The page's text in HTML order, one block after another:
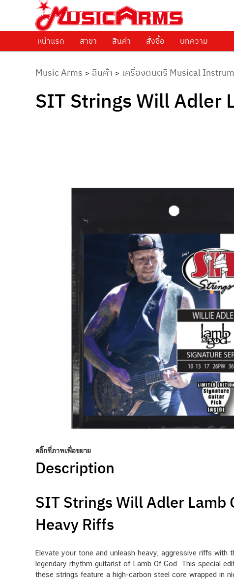
Music Arms
ศูนย์รวมครื่องดนตรีทุกชนิด ตั้งแต่เริ่มต้นถึงมืออาชีพ
Skip to primary content
หน้าแรก สาขา สินค้า สั่งซื้อ บทความ
Music Arms > สินค้า > เครื่องดนตรี Musical
SIT Strings Will Adler
คลิ๊กที่ภาพเพื่อขยาย
Description
SIT Strings Will Adler Lamb
Heavy Riffs
Elevate your tone and unleash heavy, aggressive riffs with
legendary rhythm guitarist of Lamb Of God. This special
these strings feature a high-carbon steel core wrapped in